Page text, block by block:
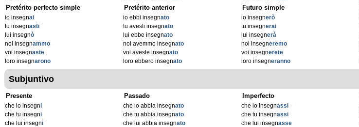
Pretérito perfecto simple
io insegnai
tu insegnasti
lui insegnò
noi insegnammo
voi insegnaste
loro insegnarono
Pretérito anterior
io ebbi insegnato
tu avesti insegnato
lui ebbe insegnato
noi avemmo insegnato
voi aveste insegnato
loro ebbero insegnato
Futuro simple
io insegnerò
tu insegnerai
lui insegnerà
noi insegneremo
voi insegnerete
loro insegneranno
Subjuntivo
Presente
che io insegni
che tu insegni
che lui insegni
Passado
che io abbia insegnato
che tu abbia insegnato
che lui abbia insegnato
Imperfecto
che io insegnassi
che tu insegnassi
che lui insegnasse